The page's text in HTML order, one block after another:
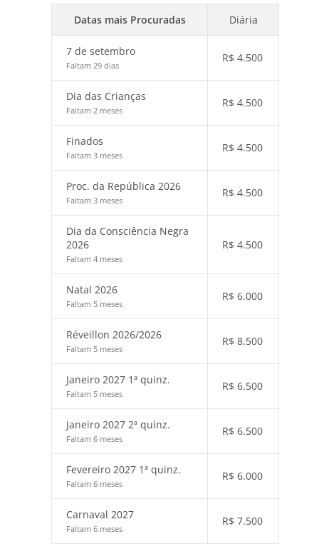
Datas mais Procuradas Diária
7 de setembro
Faltam 29 dias
R$ 4.500
Dia das Crianças
Faltam 2 meses
R$ 4.500
Finados
Faltam 3 meses
R$ 4.500
Proc. da República 2026
Faltam 3 meses
R$ 4.500
Dia da Consciência Negra
2026
Faltam 4 meses
R$ 4.500
Natal 2026
Faltam 5 meses
R$ 6.000
Réveillon 2026/2026
Faltam 5 meses
R$ 8.500
Janeiro 2027 1ª quinz.
Faltam 5 meses
R$ 6.500
Janeiro 2027 2ª quinz.
Faltam 6 meses
R$ 6.500
Fevereiro 2027 1ª quinz.
Faltam 6 meses
R$ 6.000
Carnaval 2027
Faltam 6 meses
R$ 7.500